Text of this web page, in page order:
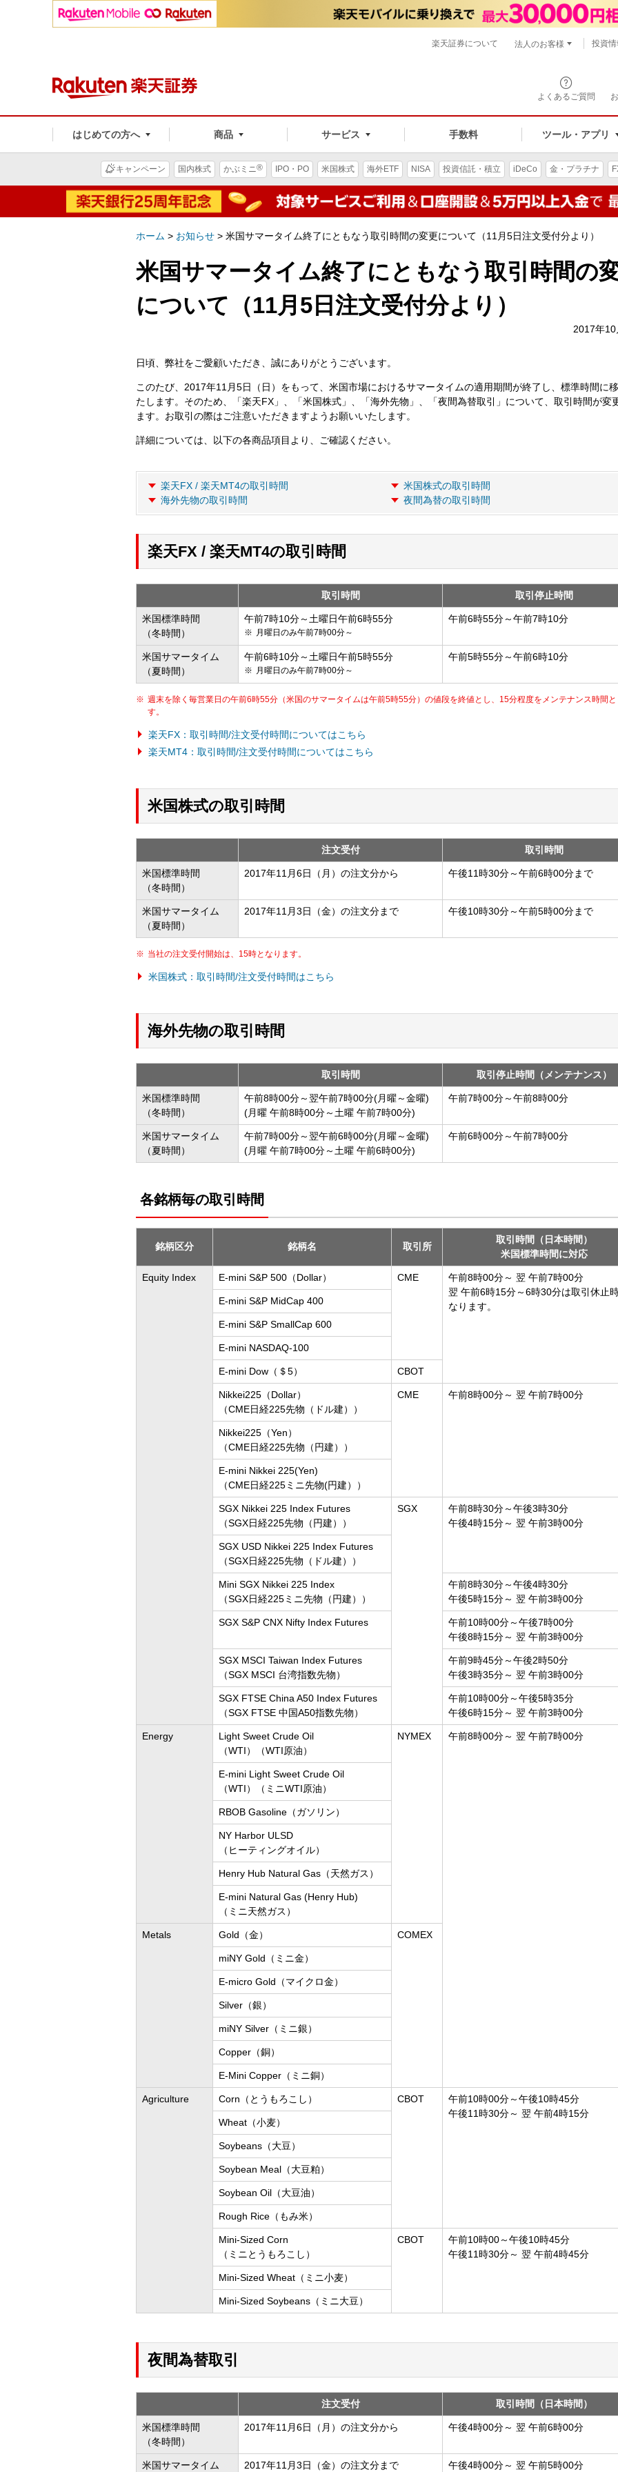
よくあるご質問
はじめての方へ 商品 サービス 手数料 ツール・アプリ
楽天証券について 法人のお客様 投資
キャンペーン 国内株式 かぶミニ® IPO・PO 米国株式 海外ETF NISA 投資信託・積立 iDeCo 金・プラチナ
ホーム > お知らせ > 米国サマータイム終了にともなう取引時間の変更について（11月5日注文受付分より）
米国サマータイム終了にともなう取引時間の
について（11月5日注文受付分より）
2017年
日頃、弊社をご愛顧いただき、誠にありがとうございます。
このたび、2017年11月5日（日）をもって、米国市場におけるサマータイムの適用期間が終了し、標準時間に
たします。そのため、「楽天FX」、「米国株式」、「海外先物」、「夜間為替取引」について、取引時間が変
ます。お取引の際はご注意いただきますようお願いいたします。
詳細については、以下の各商品項目より、ご確認ください。
楽天FX / 楽天MT4の取引時間
米国株式の取引時間
海外先物の取引時間
夜間為替の取引時間
楽天FX / 楽天MT4の取引時間
取引時間 取引停止時間
米国標準時間
（冬時間）
午前7時10分～土曜日午前6時55分
月曜日のみ午前7時00分～
午前6時55分～午前7時10分
米国サマータイム
（夏時間）
午前6時10分～土曜日午前5時55分
月曜日のみ午前7時00分～
午前5時55分～午前6時10分
週末を除く毎営業日の午前6時55分（米国のサマータイムは午前5時55分）の値段を終値とし、15分程度をメンテナンス時間
す。
楽天FX：取引時間/注文受付時間についてはこちら
楽天MT4：取引時間/注文受付時間についてはこちら
米国株式の取引時間
注文受付 取引時間
米国標準時間
（冬時間）
2017年11月6日（月）の注文分から 午後11時30分～午前6時00分まで
米国サマータイム
（夏時間）
2017年11月3日（金）の注文分まで 午後10時30分～午前5時00分まで
当社の注文受付開始は、15時となります。
米国株式：取引時間/注文受付時間はこちら
海外先物の取引時間
取引時間 取引停止時間（メンテナンス）
米国標準時間
（冬時間）
午前8時00分～翌午前7時00分(月曜～金曜)
(月曜 午前8時00分～土曜 午前7時00分)
午前7時00分～午前8時00分
米国サマータイム
（夏時間）
午前7時00分～翌午前6時00分(月曜～金曜)
(月曜 午前7時00分～土曜 午前6時00分)
午前6時00分～午前7時00分
各銘柄毎の取引時間
銘柄区分 銘柄名 取引所
取引時間（日本時間）
米国標準時間に対応
Equity Index E-mini S&P 500（Dollar） CME
午前8時00分～ 翌 午前7時00分
翌 午前6時15分～6時30分は取引休止
なります。
E-mini S&P MidCap 400
E-mini S&P SmallCap 600
E-mini NASDAQ-100
E-mini Dow（＄5） CBOT
Nikkei225（Dollar）
（CME日経225先物（ドル建））
CME 午前8時00分～ 翌 午前7時00分
Nikkei225（Yen）
（CME日経225先物（円建））
E-mini Nikkei 225(Yen)
（CME日経225ミニ先物(円建））
SGX Nikkei 225 Index Futures
（SGX日経225先物（円建））
SGX
午前8時30分～午後3時30分
午後4時15分～ 翌 午前3時00分
SGX USD Nikkei 225 Index Futures
（SGX日経225先物（ドル建））
Mini SGX Nikkei 225 Index
（SGX日経225ミニ先物（円建））
午前8時30分～午後4時30分
午後5時15分～ 翌 午前3時00分
SGX S&P CNX Nifty Index Futures
午前10時00分～午後7時00分
午後8時15分～ 翌 午前3時00分
SGX MSCI Taiwan Index Futures
（SGX MSCI 台湾指数先物）
午前9時45分～午後2時50分
午後3時35分～ 翌 午前3時00分
SGX FTSE China A50 Index Futures
（SGX FTSE 中国A50指数先物）
午前10時00分～午後5時35分
午後6時15分～ 翌 午前3時00分
Energy
Light Sweet Crude Oil
（WTI）（WTI原油）
NYMEX 午前8時00分～ 翌 午前7時00分
E-mini Light Sweet Crude Oil
（WTI）（ミニWTI原油）
RBOB Gasoline（ガソリン）
NY Harbor ULSD
（ヒーティングオイル）
Henry Hub Natural Gas（天然ガス）
E-mini Natural Gas (Henry Hub)
（ミニ天然ガス）
Metals Gold（金） COMEX
miNY Gold（ミニ金）
E-micro Gold（マイクロ金）
Silver（銀）
miNY Silver（ミニ銀）
Copper（銅）
E-Mini Copper（ミニ銅）
Agriculture Corn（とうもろこし） CBOT
午前10時00分～午後10時45分
午後11時30分～ 翌 午前4時15分
Wheat（小麦）
Soybeans（大豆）
Soybean Meal（大豆粕）
Soybean Oil（大豆油）
Rough Rice（もみ米）
Mini-Sized Corn
（ミニとうもろこし）
CBOT
午前10時00～午後10時45分
午後11時30分～ 翌 午前4時45分
Mini-Sized Wheat（ミニ小麦）
Mini-Sized Soybeans（ミニ大豆）
夜間為替取引
注文受付 取引時間（日本時間）
米国標準時間
（冬時間）
2017年11月6日（月）の注文分から 午後4時00分～ 翌 午前6時00分
米国サマータイム 2017年11月3日（金）の注文分まで 午後4時00分～ 翌 午前5時00分